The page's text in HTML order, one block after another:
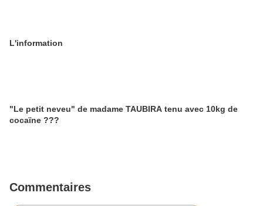
L'information
"Le petit neveu" de madame TAUBIRA tenu avec 10kg de
cocaïne ???
Commentaires